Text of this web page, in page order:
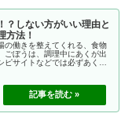
？しない方がいい理由と
方法！
の働きを整えてくれる、食物
ごぼうは、調理中にあくが出
サイトなどでは必ずあく抜